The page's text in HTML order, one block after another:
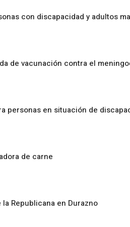
con discapacidad y adultos
de vacunación contra el
personas en situación de
de carne
Republicana en Durazno